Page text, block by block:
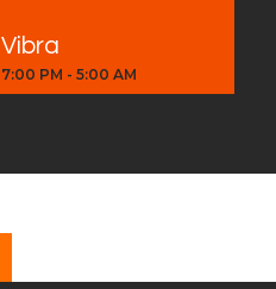
Vibra
7:00 PM -5:00 AM